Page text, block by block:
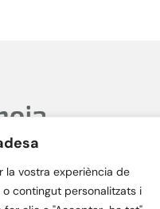
la vostra experiència de
contingut personalitzats i
38A
(Barcelona)